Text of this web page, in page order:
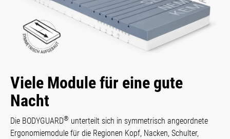
Viele Module für eine gute
Nacht
Die BODYGUARD® unterteilt sich in sym­metrisch angeordnete
Ergo­nomie­module für die Regio­nen Kopf, Nacken, Schulter,